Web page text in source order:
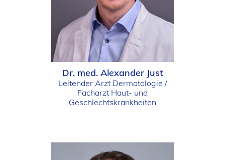
Dr. med. Alexander Just
Leitender Arzt Dermatologie /
Facharzt Haut- und
Geschlechtskrankheiten